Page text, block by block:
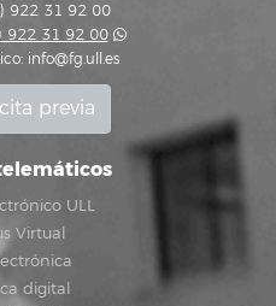
922 31 92 00
922 31 92 00
info@fg.ull.es
previa
ULL
Virtual
digital